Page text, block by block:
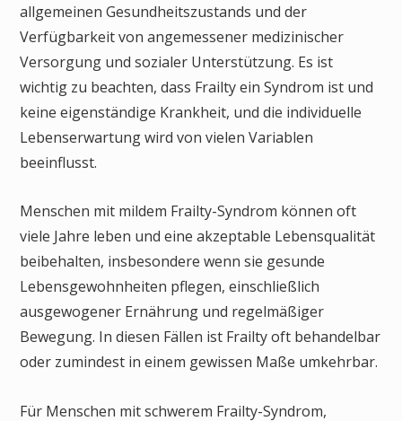
allgemeinen Gesundheitszustands und der
Verfügbarkeit von angemessener medizinischer
Versorgung und sozialer Unterstützung. Es ist
wichtig zu beachten, dass Frailty ein Syndrom ist und
keine eigenständige Krankheit, und die individuelle
Lebenserwartung wird von vielen Variablen
beeinflusst.
Menschen mit mildem Frailty-Syndrom können oft
viele Jahre leben und eine akzeptable Lebensqualität
beibehalten, insbesondere wenn sie gesunde
Lebensgewohnheiten pflegen, einschließlich
ausgewogener Ernährung und regelmäßiger
Bewegung. In diesen Fällen ist Frailty oft behandelbar
oder zumindest in einem gewissen Maße umkehrbar.
Für Menschen mit schwerem Frailty-Syndrom,